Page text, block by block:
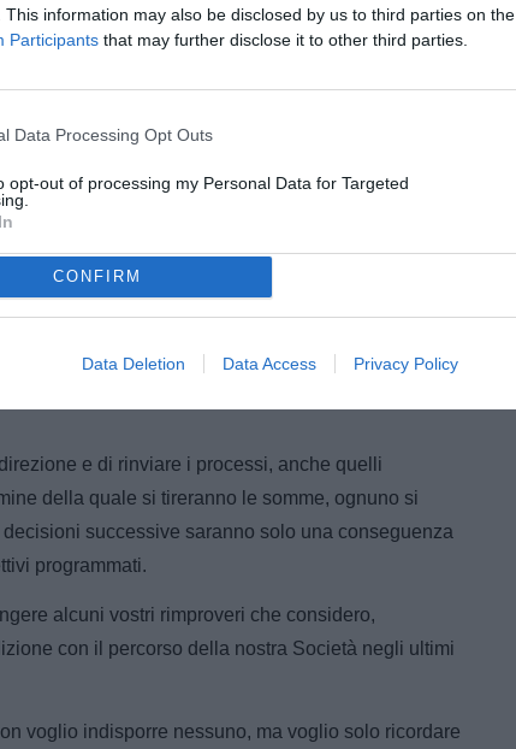
This information may also be disclosed by us to third parties on the
Participants that may further disclose it to other third parties.
Data Processing Opt Outs
opt-out of processing my Personal Data for Targeted
CONFIRM
Data Deletion Data Access Privacy Policy
e sono convinto che ci possano essere tutte
il nostro rendimento, a condizione che tutto ciò
la compattezza necessaria, indispensabile
e di rinviare i processi, anche quelli
della quale si tireranno le somme, ognuno si
successive saranno solo una conseguenza
programmati.
alcuni vostri rimproveri che considero,
con il percorso della nostra Società negli ultimi
voglio indisporre nessuno, ma voglio solo ricordare